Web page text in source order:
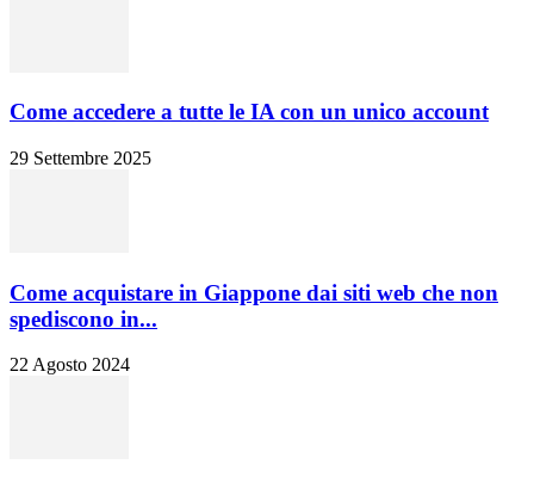
Come accedere a tutte le IA con un unico account
29 Settembre 2025
Come acquistare in Giappone dai siti web che non
spediscono in...
22 Agosto 2024